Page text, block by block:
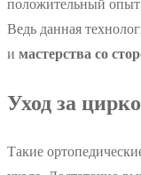
положительный опыт
Ведь данная
и мастерства со
Уход за
Такие